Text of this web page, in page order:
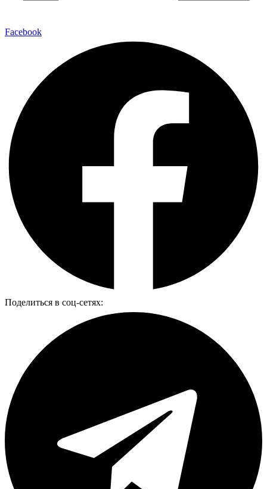
Facebook
Поделиться в соц-сетях: